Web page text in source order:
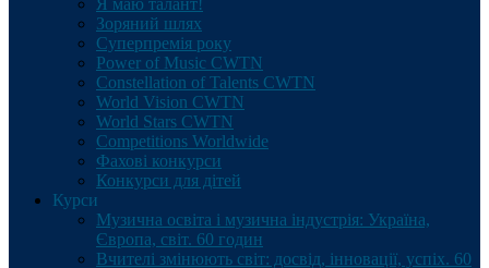
Я маю талант!
Зоряний шлях
Суперпремія року
Power of Music CWTN
Constellation of Talents CWTN
World Vision CWTN
World Stars CWTN
Competitions Worldwide
Фахові конкурси
Конкурси для дітей
Курси
Музична освіта і музична індустрія: Україна,
Європа, світ. 60 годин
Вчителі змінюють світ: досвід, інновації, успіх. 60